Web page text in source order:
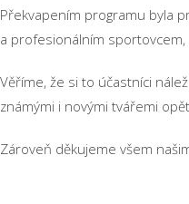
Překvapením programu byla
a profesionálním sportovcem,
Věříme, že si to účastníci
známými i novými tvářemi
Zároveň děkujeme všem